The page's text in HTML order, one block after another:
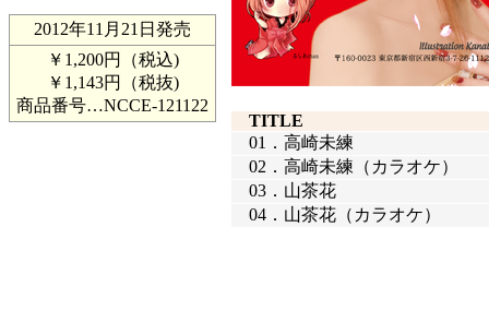
2012年11月21日発売
￥1,200円（税込)
￥1,143円（税抜)
商品番号…NCCE-121122
TITLE
01． 高崎未練
02． 高崎未練（カラオケ）
03． 山茶花
04． 山茶花（カラオケ）